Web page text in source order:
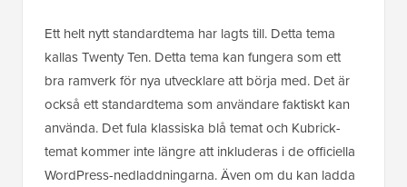
Ett helt nytt standardtema har lagts till. Detta tema
kallas Twenty Ten. Detta tema kan fungera som ett
bra ramverk för nya utvecklare att börja med. Det är
också ett standardtema som användare faktiskt kan
använda. Det fula klassiska blå temat och Kubrick-
temat kommer inte längre att inkluderas i de officiella
WordPress-nedladdningarna. Även om du kan ladda